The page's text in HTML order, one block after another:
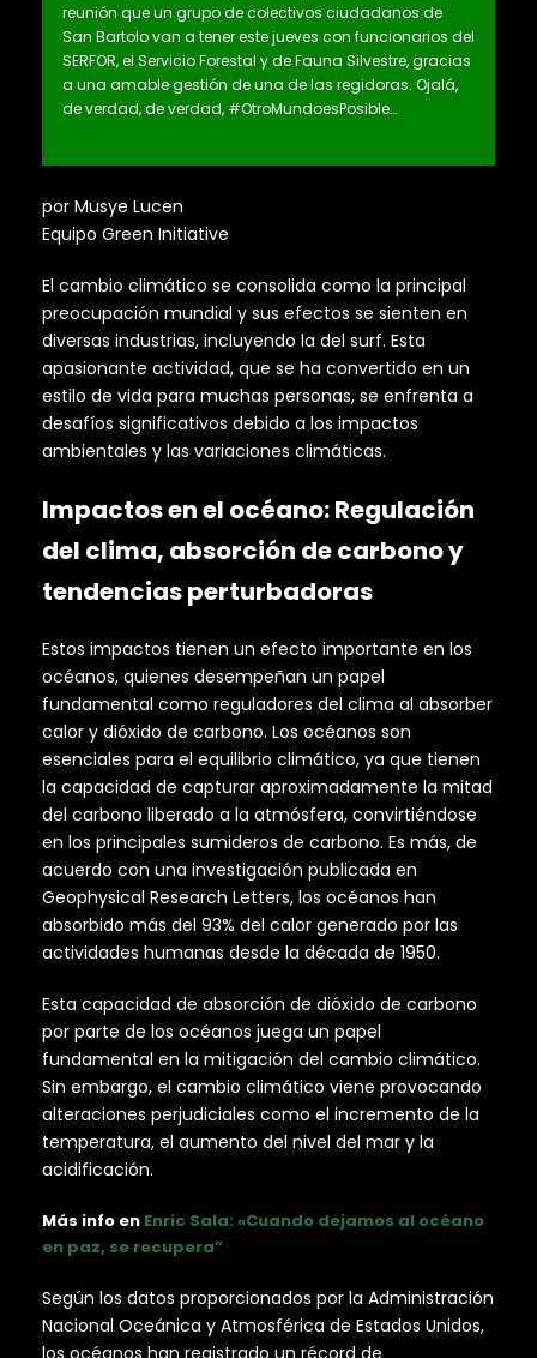
reunión que un grupo de colectivos ciudadanos de
San Bartolo van a tener este jueves con funcionarios del
SERFOR, el Servicio Forestal y de Fauna Silvestre, gracias
a una amable gestión de una de las regidoras. Ojalá,
de verdad, de verdad, #OtroMundoesPosible…
por Musye Lucen
Equipo Green Initiative
El cambio climático se consolida como la principal
preocupación mundial y sus efectos se sienten en
diversas industrias, incluyendo la del surf. Esta
apasionante actividad, que se ha convertido en un
estilo de vida para muchas personas, se enfrenta a
desafíos significativos debido a los impactos
ambientales y las variaciones climáticas.
Impactos en el océano: Regulación
del clima, absorción de carbono y
tendencias perturbadoras
Estos impactos tienen un efecto importante en los
océanos, quienes desempeñan un papel
fundamental como reguladores del clima al absorber
calor y dióxido de carbono. Los océanos son
esenciales para el equilibrio climático, ya que tienen
la capacidad de capturar aproximadamente la mitad
del carbono liberado a la atmósfera, convirtiéndose
en los principales sumideros de carbono. Es más, de
acuerdo con una investigación publicada en
Geophysical Research Letters, los océanos han
absorbido más del 93% del calor generado por las
actividades humanas desde la década de 1950.
Esta capacidad de absorción de dióxido de carbono
por parte de los océanos juega un papel
fundamental en la mitigación del cambio climático.
Sin embargo, el cambio climático viene provocando
alteraciones perjudiciales como el incremento de la
temperatura, el aumento del nivel del mar y la
acidificación.
Más info en Enric Sala: «Cuando dejamos al océano
en paz, se recupera”
Según los datos proporcionados por la Administración
Nacional Oceánica y Atmosférica de Estados Unidos,
los océanos han registrado un récord de